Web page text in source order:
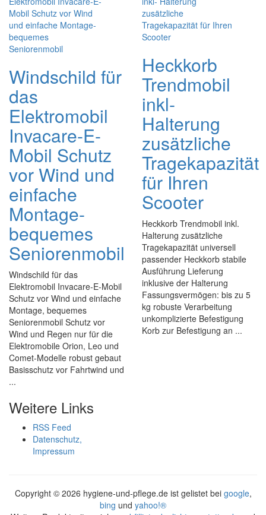
Windschild für
das
Elektromobil
Invacare-E-
Mobil Schutz
vor Wind und
einfache
Montage-
bequemes
Seniorenmobil
Windschild für das
Elektromobil Invacare-E-Mobil
Schutz vor Wind und einfache
Montage, bequemes
Seniorenmobil Schutz vor
Wind und Regen nur für die
Elektromobile Orion, Leo und
Comet-Modelle robust gebaut
Basisschutz vor Fahrtwind und
...
Heckkorb
Trendmobil
inkl-
Halterung
zusätzliche
Tragekapazität
für Ihren
Scooter
Heckkorb Trendmobil inkl.
Halterung zusätzliche
Tragekapazität universell
passender Heckkorb stabile
Ausführung Lieferung
inklusive der Halterung
Fassungsvermögen: bis zu 5
kg robuste Verarbeitung
unkomplizierte Befestigung
Korb zur Befestigung an ...
Weitere Links
RSS Feed
Datenschutz,
Impressum
Copyright © 2026 hygiene-und-pflege.de ist gelistet bei google,
bing und yahoo!®